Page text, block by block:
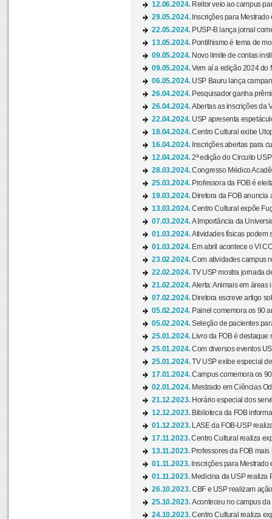
12.06.2024. Reitor veio ao campus
29.05.2024. Inscrições para
22.05.2024. PUSP-B lança jornal
13.05.2024. Pontilhismo é tema de
09.05.2024. Novo limite de contas
09.05.2024.Vem aí a edição 2024 do
06.05.2024. USP Bauru lança
26.04.2024. Pesquisador ganha
26.04.2024.Abertas as inscrições da
22.04.2024. USP apresenta
18.04.2024.Centro Cultural exibe
16.04.2024. Inscrições abertas para
12.04.2024.2ª edição do Circuito
28.03.2024.Congresso Médico
25.03.2024. Professora da FOB é
19.03.2024. Diretora da FOB anuncia
13.03.2024.Centro Cultural expõe
07.03.2024.A Importância da
01.03.2024.Atividades físicas podem
01.03.2024. Em abril acontece o VI
23.02.2024.Com atividades campus
22.02.2024.TV USP mostra jornada
21.02.2024.Alerta: Animais em áreas
07.02.2024. Diretora escreve artigo
05.02.2024. Painel comemora os 90
05.02.2024.Seleção de pacientes
25.01.2024.
Livro da FOB é destaque
25.01.2024.Com diversos eventos
25.01.2024.TV USP exibe especial
17.01.2024.Campus comemora os
02.01.2024. Mestrado em Ciências
21.12.2023. Horário especial dos
12.12.2023. Biblioteca da FOB
01.12.2023.
LASE da FOB-USP
17.11.2023.Centro Cultural realiza
13.11.2023. Professores da FOB
01.11.2023. Inscrições para
01.11.2023. Medicina da USP realiza
26.10.2023.CBF e USP realizam
25.10.2023.Aconteceu no campus da
24.10.2023.Centro Cultural realiza